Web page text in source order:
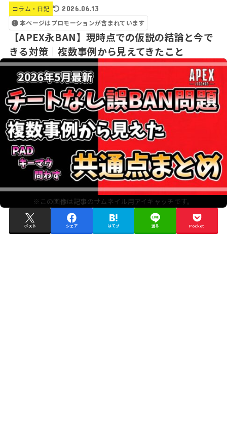
コラム・日記
2026.06.13
本ページはプロモーションが含まれています
【APEX永BAN】現時点での仮説の結論と今で
きる対策｜複数事例から見えてきたこと
※この画像は記事のサムネイル用アイキャッチです。
ポスト シェア はてブ 送る Pocket